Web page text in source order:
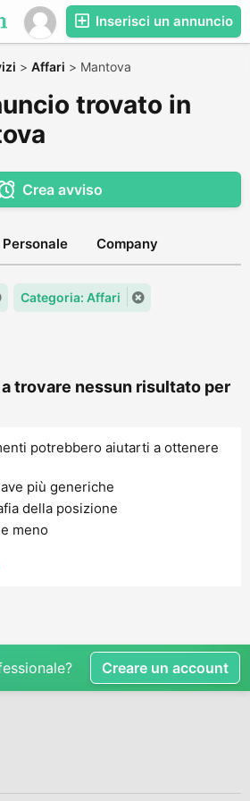
Inserisci un annuncio
> Affari > Mantova
trovato in
Crea avviso
Personale Company
Categoria: Affari
trovare nessun risultato per
potrebbero aiutarti a ottenere
più generiche
della posizione
meno
Creare un account